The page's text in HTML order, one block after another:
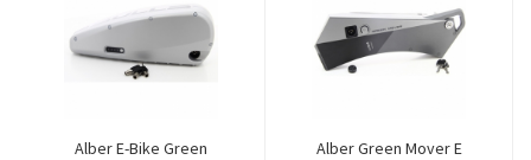
Alber E-Bike Green
Alber Green Mover E